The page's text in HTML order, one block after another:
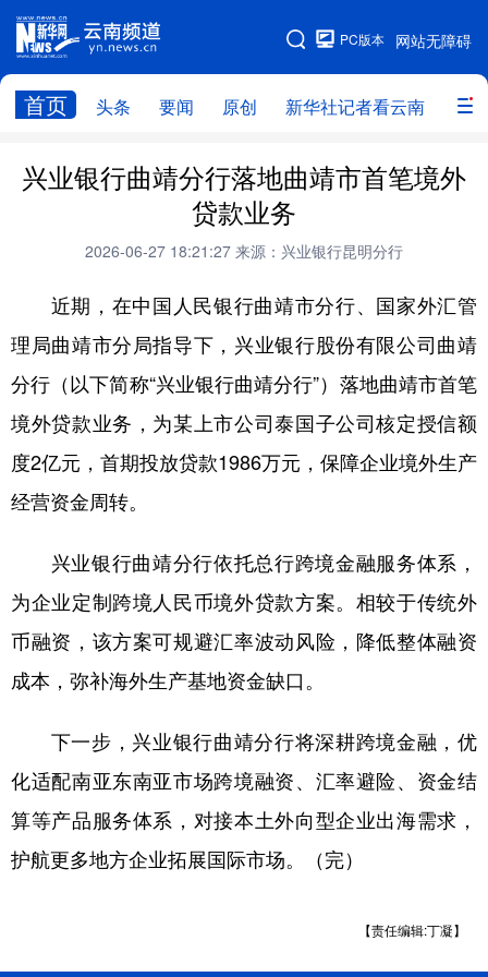
网站无障碍
PC版本
首页 头条 要闻 原创 新华社记者看云南 政务
网站地图
头条 云南要闻 本网原创
政务
廉政 云南省领导报道集 旅游
教育
州市
社会
图片
经济 服务 云南故事
云南青年说 趣看文物
兴业银行曲靖分行落地曲靖市首笔境外
贷款业务
2026-06-27 18:21:27 来源：兴业银行昆明分行
近期，在中国人民银行曲靖市分行、国家外汇管
理局曲靖市分局指导下，兴业银行股份有限公司曲靖
分行（以下简称“兴业银行曲靖分行”）落地曲靖市首笔
境外贷款业务，为某上市公司泰国子公司核定授信额
度2亿元，首期投放贷款1986万元，保障企业境外生产
经营资金周转。
兴业银行曲靖分行依托总行跨境金融服务体系，
为企业定制跨境人民币境外贷款方案。相较于传统外
币融资，该方案可规避汇率波动风险，降低整体融资
成本，弥补海外生产基地资金缺口。
下一步，兴业银行曲靖分行将深耕跨境金融，优
化适配南亚东南亚市场跨境融资、汇率避险、资金结
算等产品服务体系，对接本土外向型企业出海需求，
护航更多地方企业拓展国际市场。（完）
【责任编辑:丁凝】